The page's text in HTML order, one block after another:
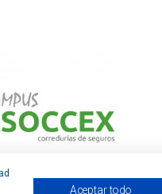
Aceptar todo